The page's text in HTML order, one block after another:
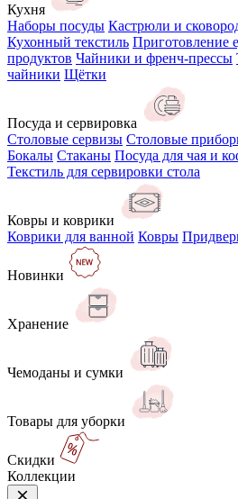
Кухня
Наборы посуды Кастрюли и
Кухонный текстиль Приготовление
продуктов Чайники и френч-прессы
чайники Щётки
Посуда и сервировка
Столовые сервизы Столовые
Бокалы Стаканы Посуда для чая и
Текстиль для сервировки стола
Ковры и коврики
Коврики для ванной Ковры
Новинки
Хранение
Чемоданы и сумки
Товары для уборки
Скидки
Коллекции